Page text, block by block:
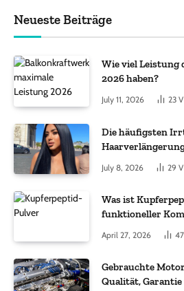
Neueste Beiträge
Wie viel Leistung
2026 haben?
July 11, 2026 23
Die häufigsten
July 8, 2026 29
Was ist
funktioneller
Molekül + Metall“
April 27, 2026 47
Gebrauchte
Qualität,